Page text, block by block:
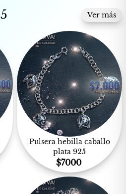
Ver más
Pulsera hebilla caballo
plata 925
$7000